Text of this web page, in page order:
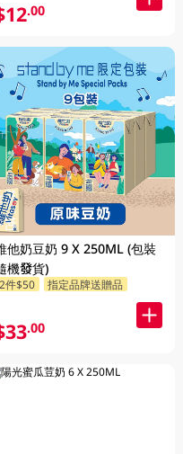
.00
他奶豆奶 9 X 250ML (包裝
機發貨)
2件$50 指定品牌送贈品
.00